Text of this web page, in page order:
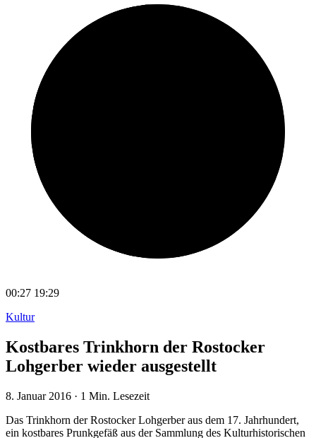
00:27 19:29
Kultur
Kostbares Trinkhorn der Rostocker
Lohgerber wieder ausgestellt
8. Januar 2016 · 1 Min. Lesezeit
Das Trinkhorn der Rostocker Lohgerber aus dem 17. Jahrhundert,
ein kostbares Prunkgefäß aus der Sammlung des Kulturhistorischen